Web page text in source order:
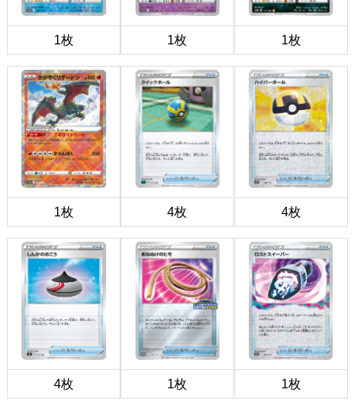
1枚 1枚 1枚
1枚 4枚 4枚
4枚 1枚 1枚